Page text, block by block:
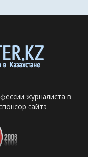
журналиста в
сайта